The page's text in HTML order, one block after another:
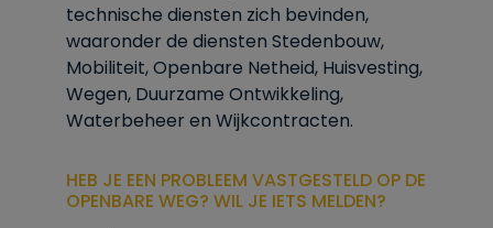
technische diensten zich bevinden,
waaronder de diensten Stedenbouw,
Mobiliteit, Openbare Netheid, Huisvesting,
Wegen, Duurzame Ontwikkeling,
Waterbeheer en Wijkcontracten.
HEB JE EEN PROBLEEM VASTGESTELD OP DE
OPENBARE WEG? WIL JE IETS MELDEN?